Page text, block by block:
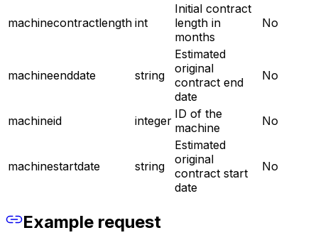
machinecontractlength int
Initial contract
length in
months
No
machineenddate string
Estimated
original
contract end
date
No
machineid integer ID of the
machine
No
machinestartdate string
Estimated
original
contract start
date
No
Example request